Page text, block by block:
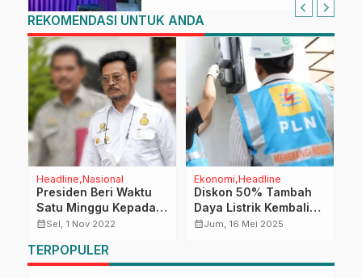
REKOMENDASI UNTUK ANDA
Headline Nasional
Presiden Beri Waktu
Satu Minggu Kepada
Menteri Pertanian Cek
calendar_monthSel, 1 Nov 2022
Ekonomi Headline
Diskon 50% Tambah
Daya Listrik Kembali
Hadir, Begini Cara
calendar_monthJum, 16 Mei 2025
TERPOPULER